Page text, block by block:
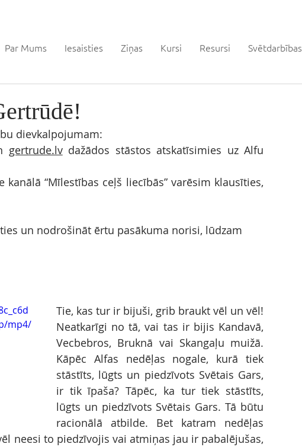
Par Mums Iesaisties Ziņas Kursi Resursi Svētdarbības
dievkalpojumam:
gertrude.lv dažādos stāstos atskatīsimies uz Alfu
kanālā “Mīlestības ceļš liecībās” varēsim klausīties,
un nodrošināt ērtu pasākuma norisi, lūdzam
mp4/
Tie, kas tur ir bijuši, grib braukt vēl un vēl!
Neatkarīgi no tā, vai tas ir bijis Kandavā,
Vecbebros, Bruknā vai Skangaļu muižā.
Kāpēc Alfas nedēļas nogale, kurā tiek
stāstīts, lūgts un piedzīvots Svētais Gars,
ir tik īpaša? Tāpēc, ka tur tiek stāstīts,
lūgts un piedzīvots Svētais Gars. Tā būtu
racionālā atbilde. Bet katram nedēļas
neesi to piedzīvojis vai atmiņas jau ir pabalējušas,